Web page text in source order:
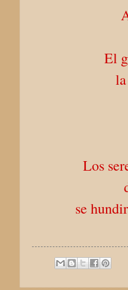
El
Los
se